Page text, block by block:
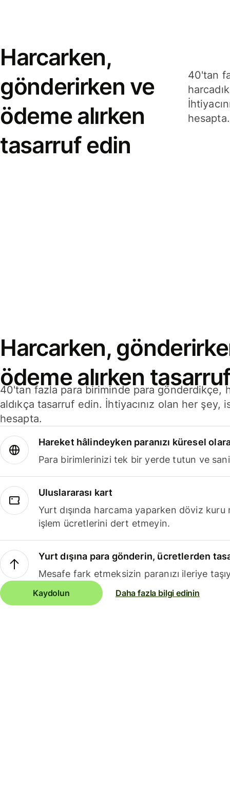
Harcarken,
gönderirken ve
ödeme alırken
tasarruf edin
40'tan
hesapta.
Harcarken,
ödeme alırken
40'tan fazla para biriminde para gönderdikçe,
aldıkça tasarruf edin. İhtiyacınız olan her
hesapta.
Hareket hâlindeyken paranızı küresel
Para birimlerinizi tek bir yerde tutun ve
Uluslararası kart
Yurt dışında harcama yaparken döviz kuru
işlem ücretlerini dert etmeyin.
Yurt dışına para gönderin, ücretlerden
Mesafe fark etmeksizin paranızı ileriye
Kaydolun Daha fazla bilgi edinin